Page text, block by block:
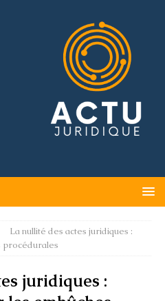
La nullité des actes juridiques :
procédurales
juridiques :